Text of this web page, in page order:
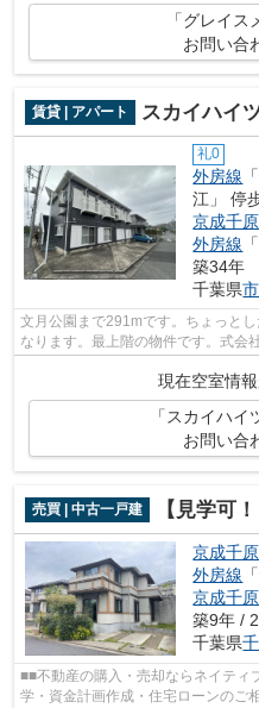
「グレイ
お問い合
賃貸 | アパート スカイハイ
礼0
外房線 「
江」 停
京成千
外房線 「
築34年
千葉県
文月公園まで291mです。ちょっと
なります。最上階の物件です。式会
現在空室情報
「スカイハ
お問い合
売買 | 中古一戸建 【見学可！
京成千
外房線 「
京成千
築9年 /
千葉県
■■不動産の購入・売却ならネイティ
学・資金計画作成・住宅ローンのご